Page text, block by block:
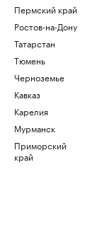
Пермский край
Ростов-на-Дону
Татарстан
Тюмень
Черноземье
Кавказ
Карелия
Мурманск
Приморский
край